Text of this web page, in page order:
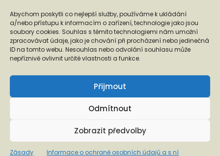
Abychom poskytli co nejlepší služby, používáme k ukládání
a/nebo přístupu k informacím o zařízení, technologie jako jsou
soubory cookies. Souhlas s těmito technologiemi nám umožní
zpracovávat údaje, jako je chování při procházení nebo jedinečná
ID na tomto webu. Nesouhlas nebo odvolání souhlasu může
nepříznivě ovlivnit určité vlastnosti a funkce.
Přijmout
Odmítnout
Zobrazit předvolby
Zásady Informace o ochraně osobních údajů a s ní
Podporují nás...
❬ ❭
Informace o ochraně osobních údajů a s ní spojených právech